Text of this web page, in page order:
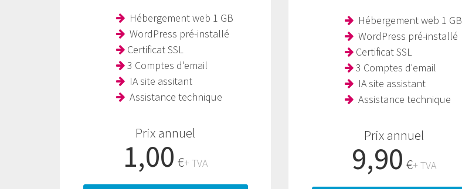
Hébergement web 1 GB
WordPress pré-installé
Certificat SSL
3 Comptes d'email
IA site assitant
Assistance technique
Prix annuel
1,00 €+ TVA
Hébergement web 1 GB
WordPress pré-installé
Certificat SSL
3 Comptes d'email
IA site assistant
Assistance technique
Prix annuel
9,90 €+ TVA